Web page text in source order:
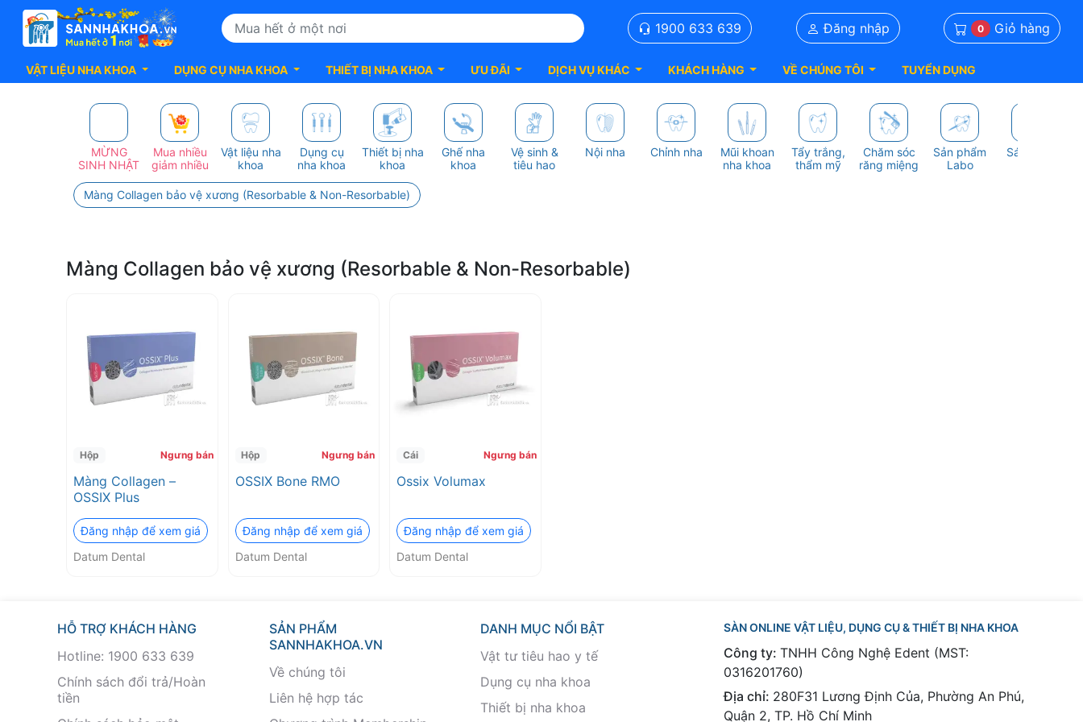
1900 633 639 Đăng nhập 0 Giỏ hàng
VẬT LIỆU NHA KHOA DỤNG CỤ NHA KHOA THIẾT BỊ NHA KHOA ƯU ĐÃI DỊCH VỤ KHÁC KHÁCH HÀNG VỀ CHÚNG TÔI TUYỂN DỤNG
Phẩm
DATUM
MỪNG
SINH NHẬT
Mua nhiều
giảm nhiều
Vật liệu nha
khoa
Dụng cụ
nha khoa
Thiết bị nha
khoa
Ghế nha
khoa
Vệ sinh &
tiêu hao
Nội nha Chỉnh nha
Mũi khoan
nha khoa
Tẩy trắng,
thẩm mỹ
Chăm sóc
răng miệng
Sản phẩm
Labo
Sách nha
Màng Collagen bảo vệ xương (Resorbable & Non-Resorbable)
Màng Collagen bảo vệ xương (Resorbable & Non-Resorbable)
Hộp Ngưng bán
Màng Collagen –
OSSIX Plus
Đăng nhập để xem giá
Datum Dental
Hộp Ngưng bán
OSSIX Bone RMO
Đăng nhập để xem giá
Datum Dental
Cái Ngưng bán
Ossix Volumax
Đăng nhập để xem giá
Datum Dental
HỖ TRỢ KHÁCH HÀNG
Hotline: 1900 633 639
Chính sách đổi trả/Hoàn
tiền
SẢN PHẨM
SANNHAKHOA.VN
Về chúng tôi
Liên hệ hợp tác
DANH MỤC NỔI BẬT
Vật tư tiêu hao y tế
Dụng cụ nha khoa
Thiết bị nha khoa
SÀN ONLINE VẬT LIỆU, DỤNG CỤ & THIẾT BỊ NHA KHOA
Công ty: TNHH Công Nghệ Edent (MST:
0316201760)
Địa chỉ: 280F31 Lương Định Của, Phường An Phú,
Quận 2, TP. Hồ Chí Minh